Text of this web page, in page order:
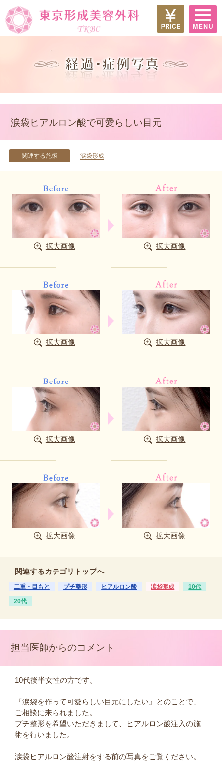
涙袋ヒアルロン酸で可愛らしい目元
関連する施術 涙袋形成
拡大画像 拡大画像
拡大画像 拡大画像
拡大画像 拡大画像
拡大画像 拡大画像
関連するカテゴリトップへ
二重・目もと プチ整形 ヒアルロン酸 涙袋形成 10代
20代
担当医師からのコメント
10代後半女性の方です。
『涙袋を作って可愛らしい目元にしたい』とのことで、
ご相談に来られました。
プチ整形を希望いただきまして、ヒアルロン酸注入の施
術を行いました。
涙袋ヒアルロン酸注射をする前の写真をご覧ください。